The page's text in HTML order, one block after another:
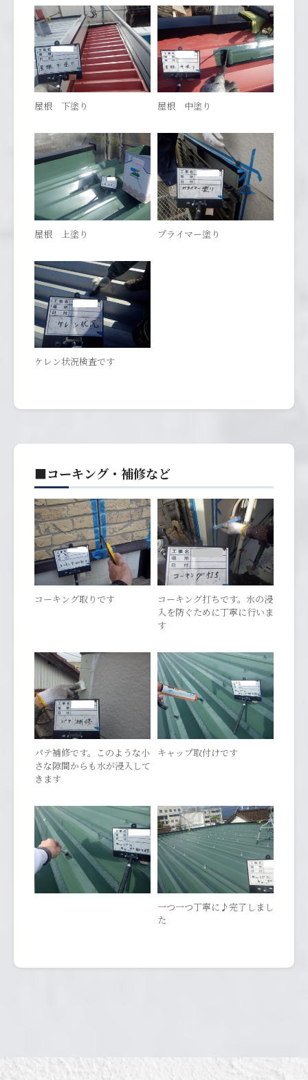
屋根 下塗り 屋根 中塗り
屋根 上塗り プライマー塗り
ケレン状況検査です
■コーキング・補修など
コーキング取りです
コーキング打ちです。水の浸
入を防ぐために丁寧に行いま
す
パテ補修です。このような小
さな隙間からも水が浸入して
きます
キャップ取付けです
一つ一つ丁寧に♪完了しまし
た